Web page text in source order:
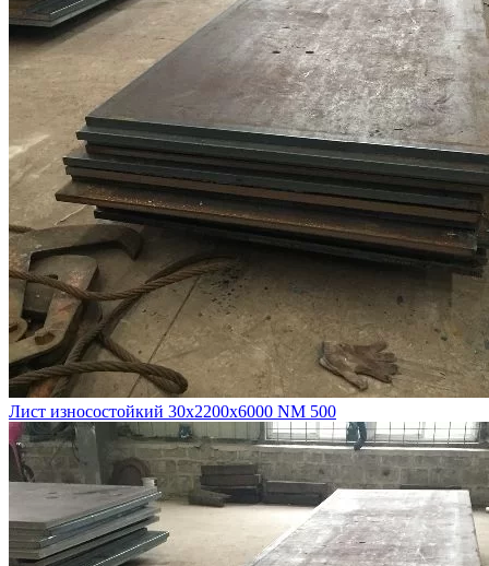
Лист износостойкий 30х2200х6000 NM 500